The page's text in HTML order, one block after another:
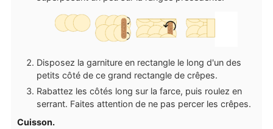
Disposez la garniture en rectangle le long d'un des
petits côté de ce grand rectangle de crêpes.
Rabattez les côtés long sur la farce, puis roulez en
serrant. Faites attention de ne pas percer les crêpes.
Cuisson.